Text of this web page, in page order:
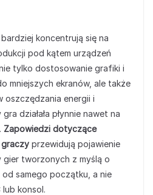
koncentrują się na
pod kątem urządzeń
tylko dostosowanie grafiki i
mniejszych ekranów, ale także
oszczędzania energii i
działała płynnie nawet na
Zapowiedzi dotyczące
graczy przewidują pojawienie
gier tworzonych z myślą o
samego początku, a nie
konsol.